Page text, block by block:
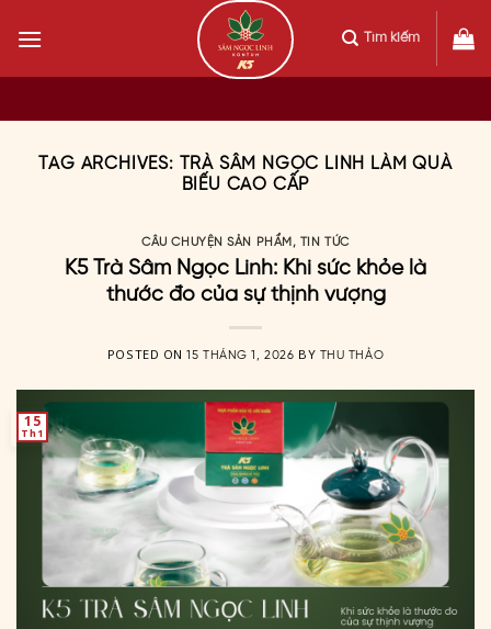
Tìm kiếm
TAG ARCHIVES:
TRÀ SÂM NGỌC LINH LÀM QUÀ
BIẾU CAO CẤP
CÂU CHUYỆN SẢN PHẨM , TIN TỨC
K5 Trà Sâm Ngọc Linh: Khi sức khỏe là
thước đo của sự thịnh vượng
POSTED ON15 THÁNG 1, 2026 BY THU THẢO
15
Th1